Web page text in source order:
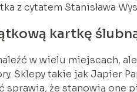
z cytatem Stanisława
kartkę
w wielu miejscach,
Sklepy takie jak Japier
sprawia, że stanowią one